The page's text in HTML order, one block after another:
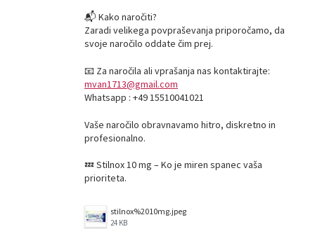
📬 Kako naročiti?
Zaradi velikega povpraševanja priporočamo, da
svoje naročilo oddate čim prej.
📧 Za naročila ali vprašanja nas kontaktirajte:
mvan1713@gmail.com
Whatsapp : +49 15510041021
Vaše naročilo obravnavamo hitro, diskretno in
profesionalno.
💤 Stilnox 10 mg – Ko je miren spanec vaša
prioriteta.
stilnox%2010mg.jpeg
24 KB